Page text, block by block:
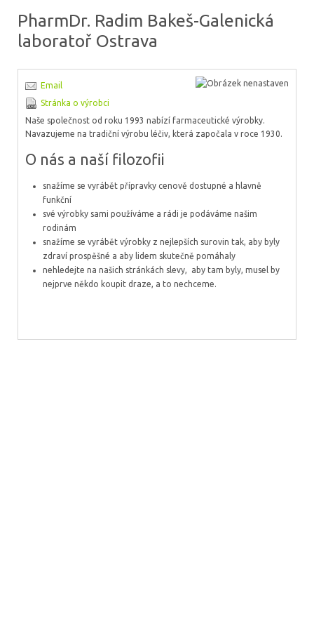
PharmDr. Radim Bakeš-Galenická
laboratoř Ostrava
Email
Stránka o výrobci
Naše společnost od roku 1993 nabízí farmaceutické výrobky.
Navazujeme na tradiční výrobu léčiv, která započala v roce 1930.
O nás a naší filozofii
snažíme se vyrábět přípravky cenově dostupné a hlavně
funkční
své výrobky sami používáme a rádi je podáváme našim
rodinám
snažíme se vyrábět výrobky z nejlepších surovin tak, aby byly
zdraví prospěšné a aby lidem skutečně pomáhaly
nehledejte na našich stránkách slevy, aby tam byly, musel by
nejprve někdo koupit draze, a to nechceme.